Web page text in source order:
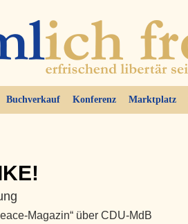
Buchverkauf Konferenz Marktplatz
Magazin“ über CDU-MdB